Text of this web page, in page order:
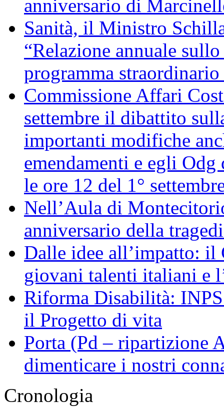
anniversario di
Sanità, il Ministro
“Relazione annuale
programma
Commissione Affari
settembre il dibattito
importanti modifiche
emendamenti e egli Odg
le ore 12 del 1°
Nell’Aula di
anniversario della
Dalle idee all’impatto: il
giovani talenti italiani e
Riforma Disabilità:
il Progetto di vita
Porta (Pd – ripartizione
dimenticare i nostri
Cronologia